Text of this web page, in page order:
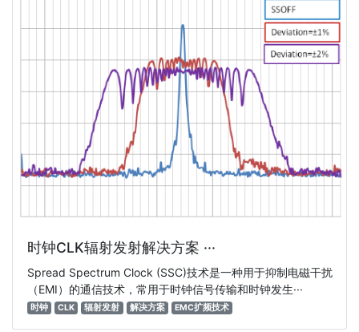
时钟CLK辐射发射解决方案 ···
Spread Spectrum Clock (SSC)技术是一种用于抑制电磁干扰
（EMI）的通信技术，常用于时钟信号传输和时钟发生···
时钟 CLK 辐射发射 解决方案 EMC扩频技术